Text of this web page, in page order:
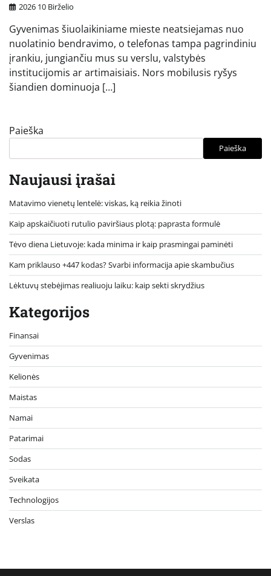
2026 10 Birželio
Gyvenimas šiuolaikiniame mieste neatsiejamas nuo
nuolatinio bendravimo, o telefonas tampa pagrindiniu
įrankiu, jungiančiu mus su verslu, valstybės
institucijomis ar artimaisiais. Nors mobilusis ryšys
šiandien dominuoja […]
Paieška
Paieška
Naujausi įrašai
Matavimo vienetų lentelė: viskas, ką reikia žinoti
Kaip apskaičiuoti rutulio paviršiaus plotą: paprasta formulė
Tėvo diena Lietuvoje: kada minima ir kaip prasmingai paminėti
Kam priklauso +447 kodas? Svarbi informacija apie skambučius
Lėktuvų stebėjimas realiuoju laiku: kaip sekti skrydžius
Kategorijos
Finansai
Gyvenimas
Kelionės
Maistas
Namai
Patarimai
Sodas
Sveikata
Technologijos
Verslas